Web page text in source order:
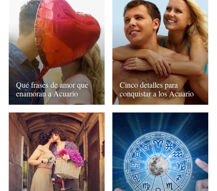
Qué frases de amor que
enamoran a Acuario
Cinco detalles para
conquistar a los Acuario